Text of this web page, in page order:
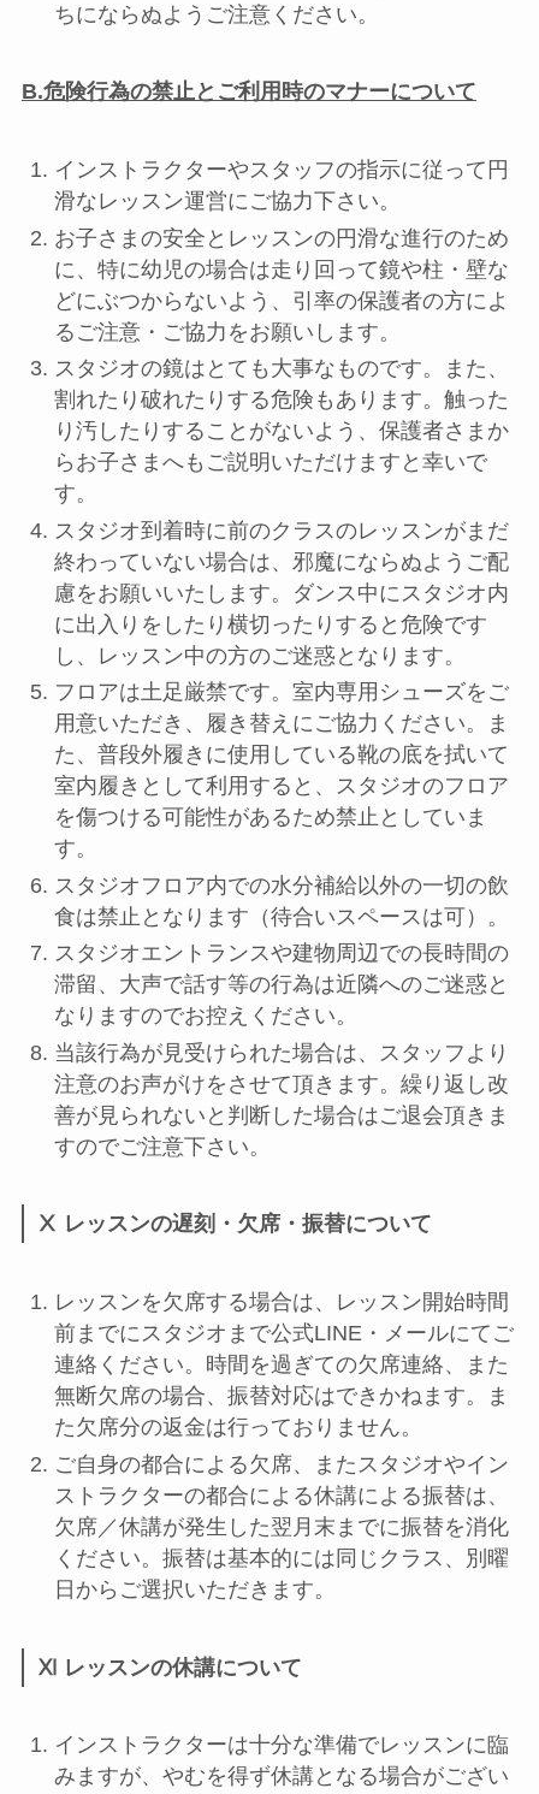
ちにならぬようご注意ください。
B.危険行為の禁止とご利用時のマナーについて
インストラクターやスタッフの指示に従って円
滑なレッスン運営にご協力下さい。
お子さまの安全とレッスンの円滑な進行のため
に、特に幼児の場合は走り回って鏡や柱・壁な
どにぶつからないよう、引率の保護者の方によ
るご注意・ご協力をお願いします。
スタジオの鏡はとても大事なものです。また、
割れたり破れたりする危険もあります。触った
り汚したりすることがないよう、保護者さまか
らお子さまへもご説明いただけますと幸いで
す。
スタジオ到着時に前のクラスのレッスンがまだ
終わっていない場合は、邪魔にならぬようご配
慮をお願いいたします。ダンス中にスタジオ内
に出入りをしたり横切ったりすると危険です
し、レッスン中の方のご迷惑となります。
フロアは土足厳禁です。室内専用シューズをご
用意いただき、履き替えにご協力ください。ま
た、普段外履きに使用している靴の底を拭いて
室内履きとして利用すると、スタジオのフロア
を傷つける可能性があるため禁止としていま
す。
スタジオフロア内での水分補給以外の一切の飲
食は禁止となります（待合いスペースは可）。
スタジオエントランスや建物周辺での長時間の
滞留、大声で話す等の行為は近隣へのご迷惑と
なりますのでお控えください。
当該行為が見受けられた場合は、スタッフより
注意のお声がけをさせて頂きます。繰り返し改
善が見られないと判断した場合はご退会頂きま
すのでご注意下さい。
Ⅹ レッスンの遅刻・欠席・振替について
レッスンを欠席する場合は、レッスン開始時間
前までにスタジオまで公式LINE・メールにてご
連絡ください。時間を過ぎての欠席連絡、また
無断欠席の場合、振替対応はできかねます。ま
た欠席分の返金は行っておりません。
ご自身の都合による欠席、またスタジオやイン
ストラクターの都合による休講による振替は、
欠席／休講が発生した翌月末までに振替を消化
ください。振替は基本的には同じクラス、別曜
日からご選択いただきます。
Ⅺ レッスンの休講について
インストラクターは十分な準備でレッスンに臨
みますが、やむを得ず休講となる場合がござい